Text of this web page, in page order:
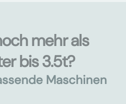
mehr als
bis 3.5t?
Maschinen